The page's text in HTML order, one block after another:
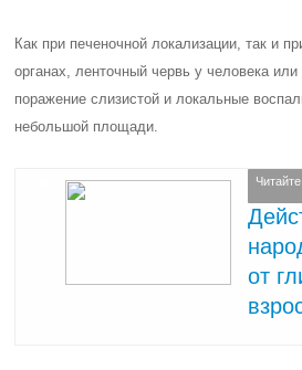
Как при печеночной локализации, так и
органах, ленточный червь у человека
поражение слизистой и локальные
небольшой площади.
от